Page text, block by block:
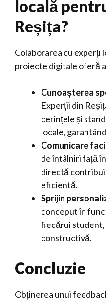
locală
Reșița?
Colaborarea cu experți
proiecte digitale oferă
Cunoașterea
Experții din
cerințele și
locale,
Comunicare
de întâlniri față
directă
eficientă.
Sprijin
conceput în
fiecărui student,
constructivă.
Concluzie
Obținerea unui